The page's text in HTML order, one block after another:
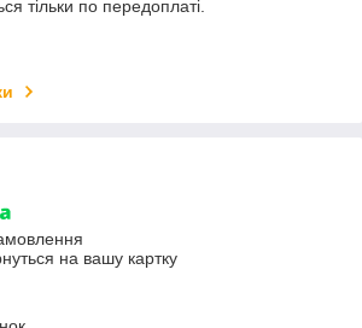
тільки по передоплаті.
на вашу картку